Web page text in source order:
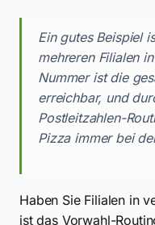
Ein gutes Beispiel
mehreren Filialen
Nummer ist die
erreichbar, und
Postleitzahlen-
Pizza immer bei
Haben Sie Filialen in
ist das Vorwahl-